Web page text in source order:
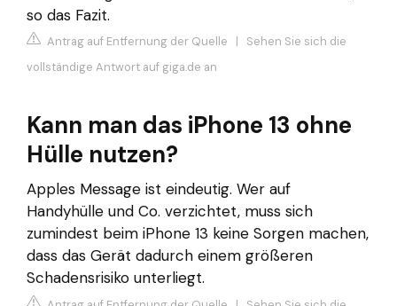
so das Fazit.
Antrag auf Entfernung der Quelle | Sehen Sie sich die
vollständige Antwort auf giga.de an
Kann man das iPhone 13 ohne
Hülle nutzen?
Apples Message ist eindeutig. Wer auf
Handyhülle und Co. verzichtet, muss sich
zumindest beim iPhone 13 keine Sorgen machen,
dass das Gerät dadurch einem größeren
Schadensrisiko unterliegt.